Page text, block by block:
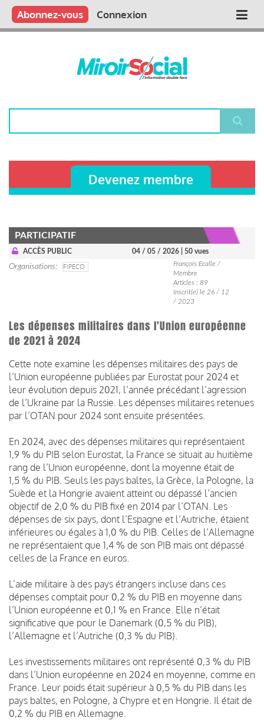
Aller
contenu
Main
Qui sommes nous ?
Vous publiez
Nous publions
Contactez-nous
Abonnez-vous Connexion
Devenez membre
PARTICIPATIF
ACCÈS PUBLIC 04 / 05 / 2026 | 50 vues
Organisations FIPECO
François Ecalle /
Membre
Articles : 89
Inscrit(e) le 26 / 12
/ 2023
Les dépenses militaires dans l'Union européenne
de 2021 à 2024
Cette note examine les dépenses militaires des pays de
l’Union européenne publiées par Eurostat pour 2024 et
leur évolution depuis 2021, l’année précédant l’agression
de l’Ukraine par la Russie. Les dépenses militaires retenues
par l’OTAN pour 2024 sont ensuite présentées.
En 2024, avec des dépenses militaires qui représentaient
1,9 % du PIB selon Eurostat, la France se situait au huitième
rang de l’Union européenne, dont la moyenne était de
1,5 % du PIB. Seuls les pays baltes, la Grèce, la Pologne, la
Suède et la Hongrie avaient atteint ou dépassé l’ancien
objectif de 2,0 % du PIB fixé en 2014 par l’OTAN. Les
dépenses de six pays, dont l’Espagne et l’Autriche, étaient
inférieures ou égales à 1,0 % du PIB. Celles de l’Allemagne
ne représentaient que 1,4 % de son PIB mais ont dépassé
celles de la France en euros.
L’aide militaire à des pays étrangers incluse dans ces
dépenses comptait pour 0,2 % du PIB en moyenne dans
l’Union européenne et 0,1 % en France. Elle n’était
significative que pour le Danemark (0,5 % du PIB),
l’Allemagne et l’Autriche (0,3 % du PIB).
Les investissements militaires ont représenté 0,3 % du PIB
dans l’Union européenne en 2024 en moyenne, comme en
France. Leur poids était supérieur à 0,5 % du PIB dans les
pays baltes, en Pologne, à Chypre et en Hongrie. Il était de
0,2 % du PIB en Allemagne.